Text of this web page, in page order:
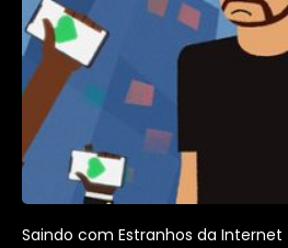
Saindo com Estranhos da Internet